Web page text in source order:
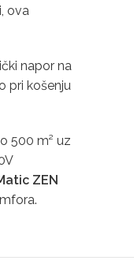
ova
napor na
pri košenju
500 m² uz
ZEN